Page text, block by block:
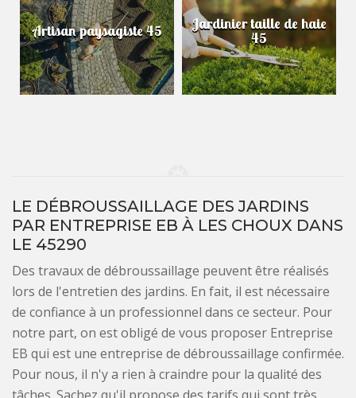
Artisan paysagiste 45 Jardinier taille de haie
45
LE DÉBROUSSAILLAGE DES JARDINS
PAR ENTREPRISE EB À LES CHOUX DANS
LE 45290
Des travaux de débroussaillage peuvent être réalisés
lors de l'entretien des jardins. En fait, il est nécessaire
de confiance à un professionnel dans ce secteur. Pour
notre part, on est obligé de vous proposer Entreprise
EB qui est une entreprise de débroussaillage confirmée.
Pour nous, il n'y a rien à craindre pour la qualité des
tâches. Sachez qu'il propose des tarifs qui sont très